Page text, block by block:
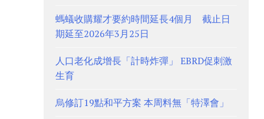
螞蟻收購耀才要約時間延長4個月 截止日
期延至2026年3月25日
人口老化成增長「計時炸彈」 EBRD促刺激
生育
烏修訂19點和平方案 本周料無「特澤會」